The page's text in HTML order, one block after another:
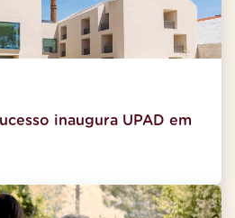
inaugura UPAD em